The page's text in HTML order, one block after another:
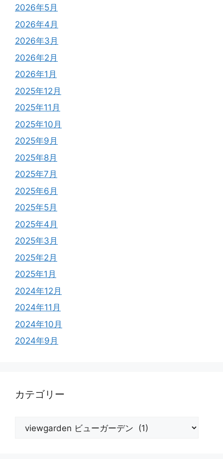
2026年5月
2026年4月
2026年3月
2026年2月
2026年1月
2025年12月
2025年11月
2025年10月
2025年9月
2025年8月
2025年7月
2025年6月
2025年5月
2025年4月
2025年3月
2025年2月
2025年1月
2024年12月
2024年11月
2024年10月
2024年9月
カテゴリー